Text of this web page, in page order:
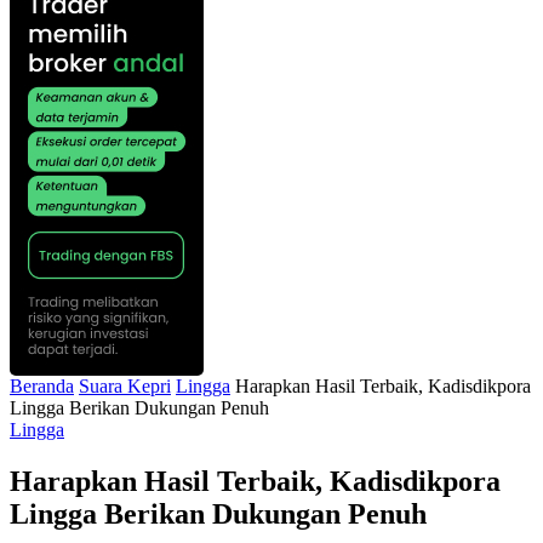
Beranda Suara Kepri Lingga Harapkan Hasil Terbaik, Kadisdikpora
Lingga Berikan Dukungan Penuh
Lingga
Harapkan Hasil Terbaik, Kadisdikpora
Lingga Berikan Dukungan Penuh